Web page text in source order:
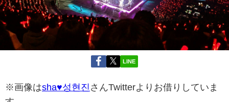
LINE
※画像はsha♥성현진 さんTwitterよりお借りしていま